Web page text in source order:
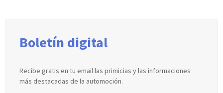
Boletín digital
Recibe gratis en tu email las primicias y las informaciones
más destacadas de la automoción.